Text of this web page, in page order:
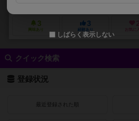
3
興味あり
3
経験あり お気に
クイック検索
登録状況
最近登録された順
しばらく表示しない